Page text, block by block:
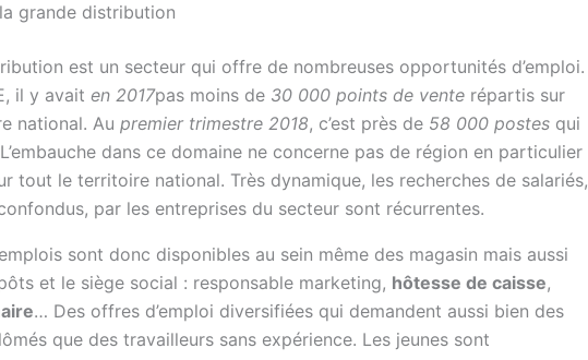
grande distribution
est un secteur qui offre de nombreuses opportunités d’emploi.
il y avait en 2017pas moins de 30 000 points de vente répartis sur
national. Au premier trimestre 2018, c’est près de 58 000 postes qui
dans ce domaine ne concerne pas de région en particulier
tout le territoire national. Très dynamique, les recherches de salariés,
par les entreprises du secteur sont récurrentes.
sont donc disponibles au sein même des magasin mais aussi
et le siège social : responsable marketing, hôtesse de caisse,
… Des offres d’emploi diversifiées qui demandent aussi bien des
que des travailleurs sans expérience. Les jeunes sont